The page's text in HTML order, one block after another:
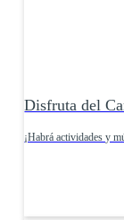
Disfruta del
¡Habrá actividades y